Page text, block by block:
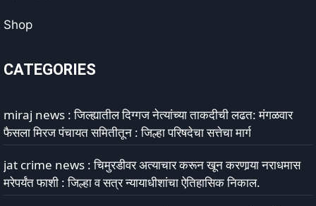
Shop
CATEGORIES
miraj news : जिल्ह्यातील दिग्गज नेत्यांच्या ताकदीची लढत: मंगळवार
फैसला मिरज पंचायत समितीतून : जिल्हा परिषदेचा सत्तेचा मार्ग
jat crime news : चिमुरडीवर अत्याचार करून खून करणार्‍या नराधमास
मरेपर्यंत फाशी : जिल्हा व सत्र न्यायाधीशांचा ऐतिहासिक निकाल.